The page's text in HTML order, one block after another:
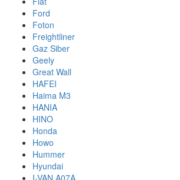
Ford
Foton
Freightliner
Gaz Siber
Geely
Great Wall
HAFEI
Haima M3
HANIA
HINO
Honda
Howo
Hummer
Hyundai
I-VAN A07A